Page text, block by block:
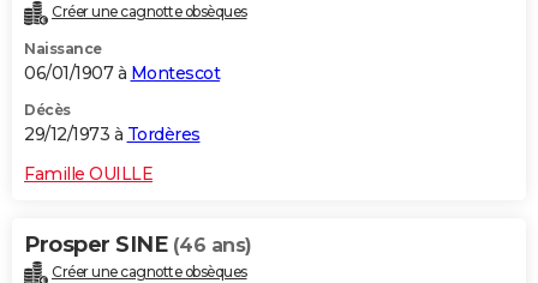
Créer une cagnotte obsèques
Naissance
06/01/1907 à Montescot
Décès
29/12/1973 à Tordères
Famille OUILLE
Prosper SINE (46 ans)
Créer une cagnotte obsèques